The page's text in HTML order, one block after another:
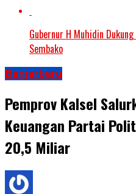
Gubernur H Muhidin
Sembako
Banjarbaru
Pemprov Kalsel
Keuangan Partai
20,5 Miliar